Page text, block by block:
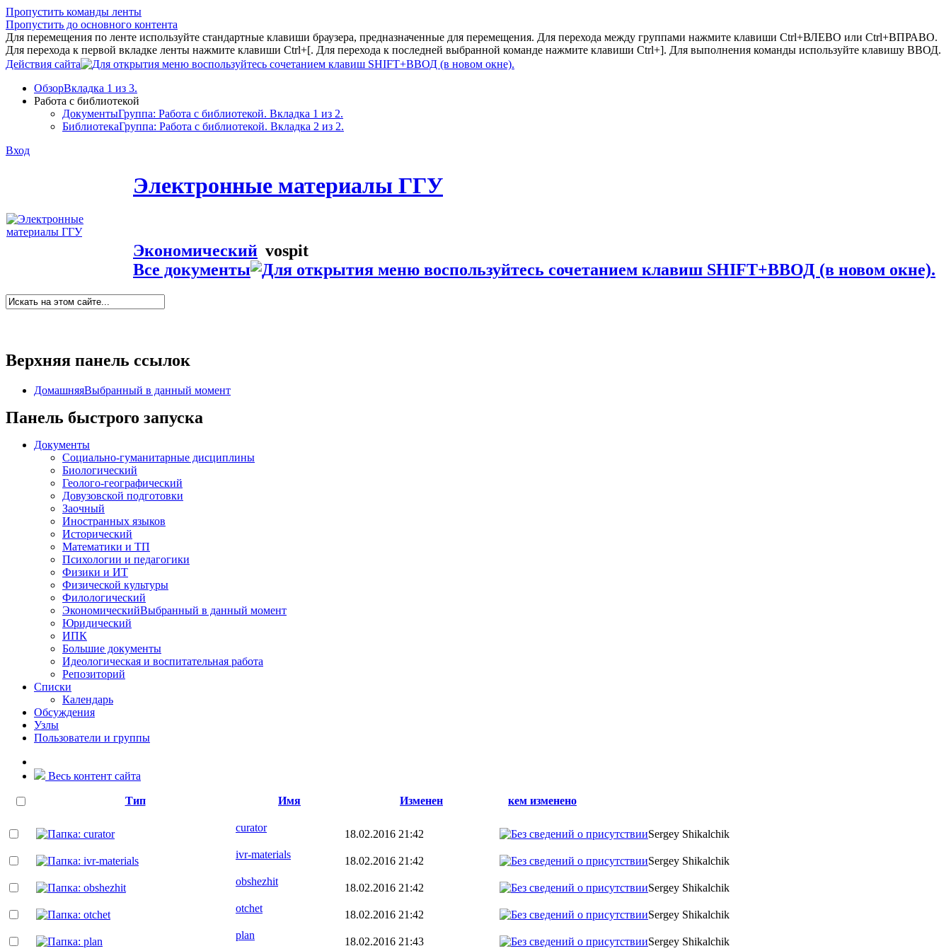
Пропустить команды ленты
Пропустить до основного контента
Для перемещения по ленте используйте стандартные клавиши браузера, предназначенные для перемещения. Для перехода между группами нажмите клавиши Ctrl+ВЛЕВО или Ctrl+ВПРАВО.
Для перехода к первой вкладке ленты нажмите клавиши Ctrl+[. Для перехода к последней выбранной команде нажмите клавиши Ctrl+]. Для выполнения команды используйте клавишу ВВОД.
Действия сайта
ОбзорВкладка 1 из 3.
Работа с библиотекой
ДокументыГруппа: Работа с библиотекой. Вкладка 1 из 2.
БиблиотекаГруппа: Работа с библиотекой. Вкладка 2 из 2.
Вход
Электронные материалы ГГУ
Экономический vospit
Все документы
Верхняя панель ссылок
ДомашняяВыбранный в данный момент
Панель быстрого запуска
Документы
Социально-гуманитарные дисциплины
Биологический
Геолого-географический
Довузовской подготовки
Заочный
Иностранных языков
Исторический
Математики и ТП
Психологии и педагогики
Физики и ИТ
Физической культуры
Филологический
ЭкономическийВыбранный в данный момент
Юридический
ИПК
Большие документы
Идеологическая и воспитательная работа
Репозиторий
Списки
Календарь
Обсуждения
Узлы
Пользователи и группы
Весь контент сайта
Тип Имя Изменен кем изменено
curator
18.02.2016 21:42
Sergey Shikalchik
ivr-materials
18.02.2016 21:42
Sergey Shikalchik
obshezhit
18.02.2016 21:42
Sergey Shikalchik
otchet
18.02.2016 21:42
Sergey Shikalchik
plan
18.02.2016 21:43 Sergey Shikalchik